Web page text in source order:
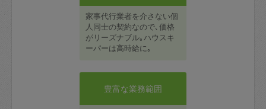
家事代行業者を介さない個
人同士の契約なので､価格
がリーズナブル｡ハウスキ
ーパーは高時給に｡
豊富な業務範囲